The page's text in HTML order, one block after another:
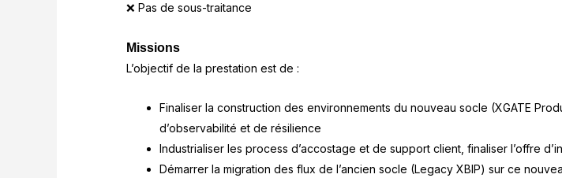
❌ Pas de sous-traitance
Missions
L’objectif de la prestation est de :
Finaliser la construction des environnements du nouveau socle (XGATE
d’observabilité et de résilience
Industrialiser les process d’accostage et de support client, finaliser l’offre
Démarrer la migration des flux de l’ancien socle (Legacy XBIP) sur ce